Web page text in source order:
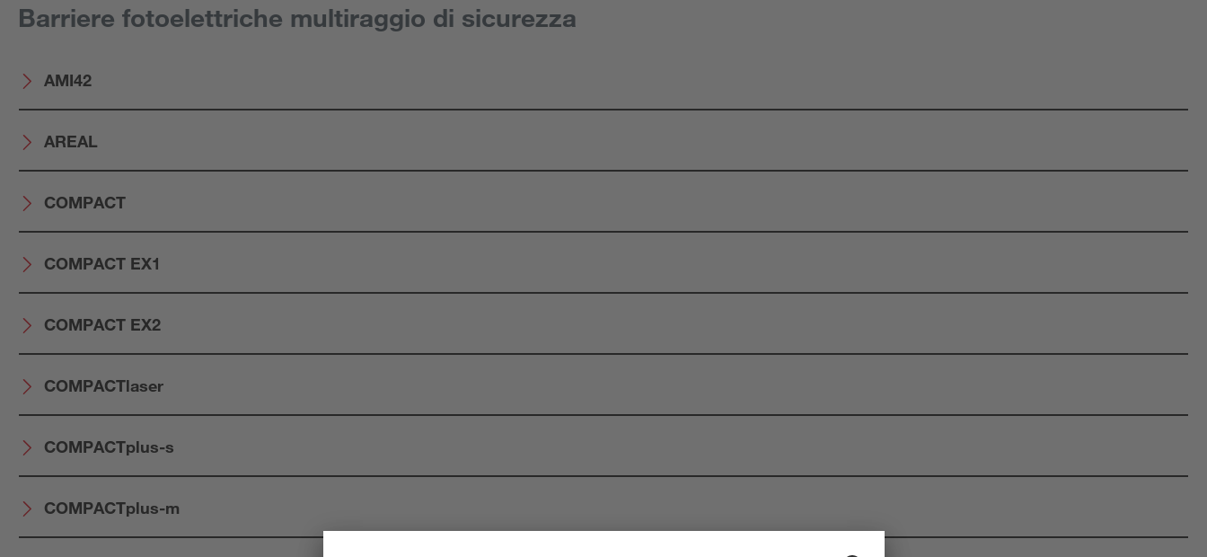
Barriere fotoelettriche multiraggio di sicurezza
AMI42
AREAL
COMPACT
COMPACT EX1
COMPACT EX2
COMPACTlaser
COMPACTplus-s
COMPACTplus-m